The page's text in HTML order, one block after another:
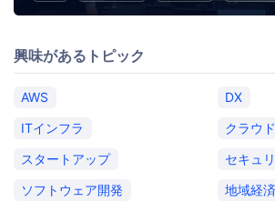
興味があるトピック
AWS
DX
ITインフラ
クラウド
スタートアップ
セキュ
ソフトウェア開発
地域経